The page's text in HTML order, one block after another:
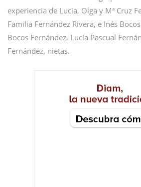
experiencia de Lucia, Olga y Mª Cruz
Familia Fernández Rivera, e Inés
Bocos Fernández, Lucía Pascual
Fernández, nietas.